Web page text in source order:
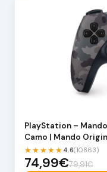
PlayStation –
Camo | Mando
★★★★★ 4.6(10863)
74,99€79,91€